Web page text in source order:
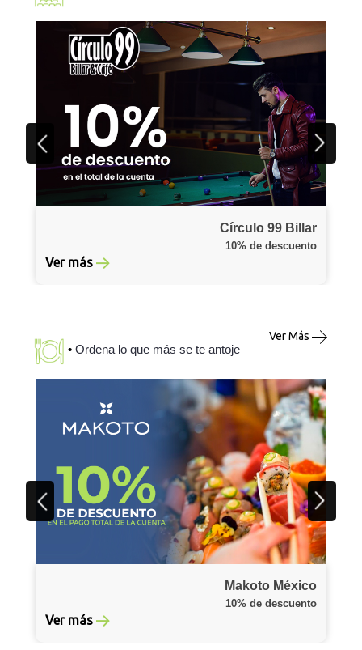
Ver más
Círculo 99 Billar
10% de descuento
• Ordena lo que más se te antoje
Ver Más
Ver más
Makoto México
10% de descuento